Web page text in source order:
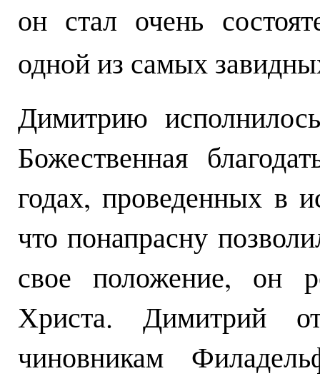
он стал очень
одной из самых
Димитрию
Божественная
годах, проведенных в
что понапрасну
свое положение, он
Христа. Димитрий
чиновникам